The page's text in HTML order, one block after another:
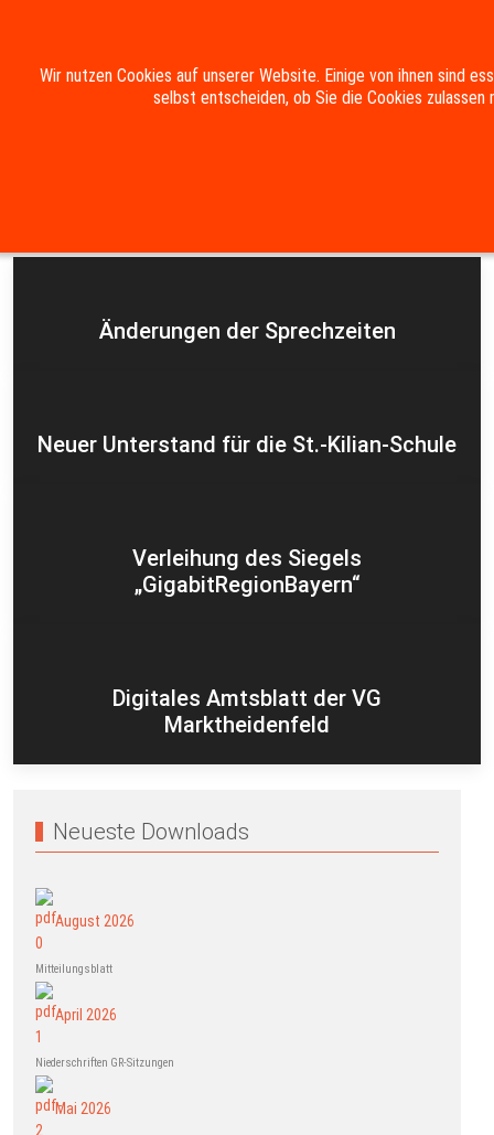
Impressum Datenschutzerklärung
Änderungen der Sprechzeiten
Neuer Unterstand für die St.-Kilian-Schule
Verleihung des Siegels
„GigabitRegionBayern“
Digitales Amtsblatt der VG
Marktheidenfeld
Neueste Downloads
August 2026
Mitteilungsblatt
April 2026
Niederschriften GR-Sitzungen
Mai 2026
Wir nutzen Cookies auf unserer Website. Einige von ihnen sind
selbst entscheiden, ob Sie die Cookies